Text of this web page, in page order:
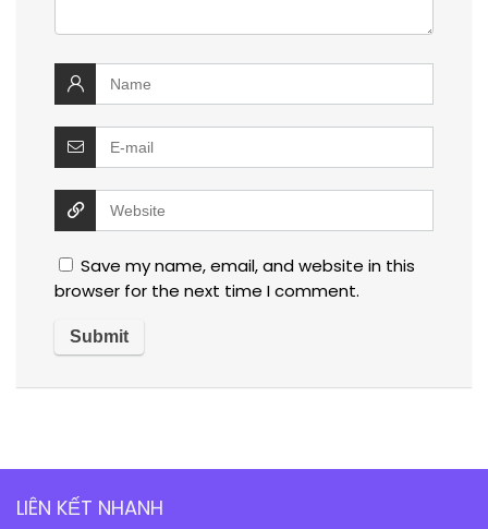
Save my name, email, and website in this
browser for the next time I comment.
LIÊN KẾT NHANH